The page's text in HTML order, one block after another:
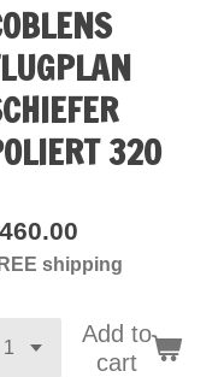
320
shipping
Add to
cart